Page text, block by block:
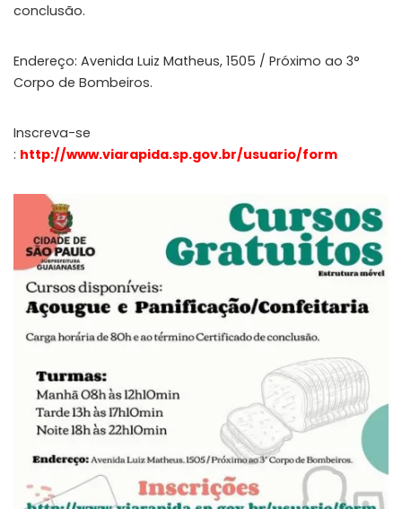
conclusão.
Endereço: Avenida Luiz Matheus, 1505 / Próximo ao 3°
Corpo de Bombeiros.
Inscreva-se
: http://www.viarapida.sp.gov.br/usuario/form